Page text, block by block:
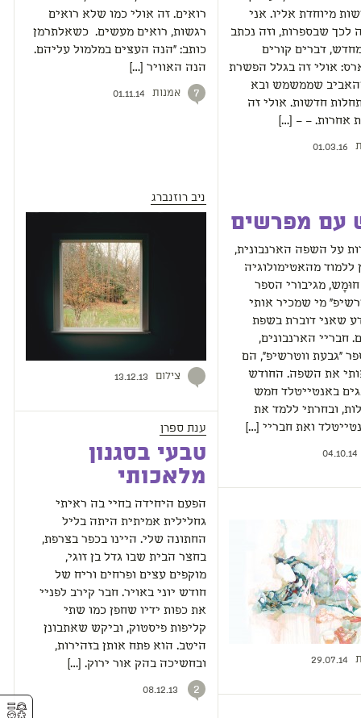
מיוחדת אליו. אני
לכך שבספרות, וזה נכתב
דברים קורים
אולי זה בגלל הפשרת
שממשמש ובא
חדשות. אולי זה
אחרות. – – […]
01.03.16
רואים. זה אולי כמו שלא רואים
רגשות, רואים מעשים. כשאלתרמן
כותב: "הנה העצים במלמול עליהם.
הנה האוויר […]
7 אמנות 01.11.14
עם מפרשים
על השפה הארנבונית,
ללמוד מהאטימולוגיה
מגיבורי הספר
מי שמכיר אותי
שאני דוברת בשפת
חבריי הארנבונים,
"גבעת ווטרשיפ", הם
את השפה. החודש
באנטייטלד חמש
ובחרתי ללמד את
ואת חבריי […]
04.10.14
29.07.14
ניב רוזנברג
צילום 13.12.13
ענת ספרן
טבעי בסגנון
מלאכותי
הפעם היחידה בחיי בה ראיתי
גחלילית אמיתית היתה בליל
החתונה שלי. היינו בכפר בצרפת,
בחצר הבית שבו גדל בן זוגי,
מוקפים עצים ופרחים וריח של
חודש יוני באויר. חבר קירב לפניי
את כפות ידיו שחפן כמו שתי
קליפות פיסטוק, וביקש שאתבונן
היטב. הוא פתח אותן בזהירות,
ובחשיכה בהק אור ירוק. […]
2
08.12.13
⚥︎